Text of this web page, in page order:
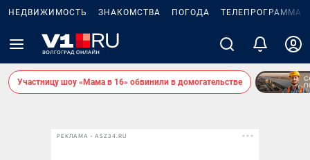
НЕДВИЖИМОСТЬ ЗНАКОМСТВА ПОГОДА ТЕЛЕПРОГРАММА
Участницу шоу «Мама в 16» обвинили в домогательстве
РЕКЛАМА • ASZ34.RU